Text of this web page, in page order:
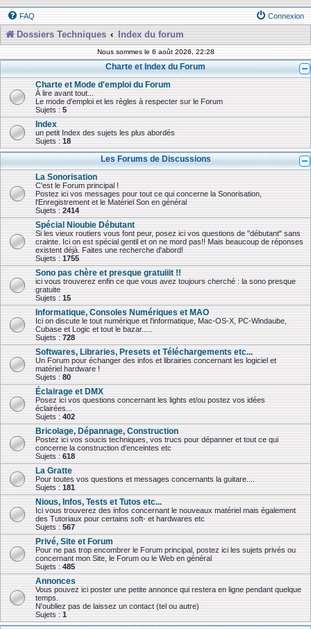
FAQ Connexion
Dossiers Techniques Index du forum
Nous sommes le 6 août 2026, 22:28
Charte et Index du Forum
Charte et Mode d'emploi du Forum
À lire avant tout...
Le mode d'emploi et les règles à respecter sur le Forum
Sujets : 5
Index
un petit Index des sujets les plus abordés
Sujets : 18
Les Forums de Discussions
La Sonorisation
C'est le Forum principal !
Postez ici vos messages pour tout ce qui concerne la Sonorisation,
l'Enregistrement et le Matériel Son en général
Sujets : 2414
Spécial Nioubie Débutant
Si les vieux routiers vous font peur, posez ici vos questions de "débutant" sans
crainte. Ici on est spécial gentil et on ne mord pas!! Mais beaucoup de réponses
existent déjà. Faites une recherche d'abord!
Sujets : 1755
Sono pas chère et presque gratuiiit !!
ici vous trouverez enfin ce que vous avez toujours cherché : la sono presque
gratuite
Sujets : 15
Informatique, Consoles Numériques et MAO
Ici on discute le tout numérique et l'informatique, Mac-OS-X, PC-Windaube,
Cubase et Logic et tout le bazar.....
Sujets : 728
Softwares, Libraries, Presets et Téléchargements etc...
Un Forum pour échanger des infos et librairies concernant les logiciel et
matériel hardware !
Sujets : 80
Éclairage et DMX
Posez ici vos questions concernant les lights et/ou postez vos idées
éclairées...
Sujets : 402
Bricolage, Dépannage, Construction
Postez ici vos soucis techniques, vos trucs pour dépanner et tout ce qui
concerne la construction d'enceintes etc
Sujets : 618
La Gratte
Pour toutes vos questions et messages concernants la guitare....
Sujets : 181
Nious, Infos, Tests et Tutos etc...
Ici vous trouverez des infos concernant le nouveaux matériel mais également
des Tutoriaux pour certains soft- et hardwares etc
Sujets : 567
Privé, Site et Forum
Pour ne pas trop encombrer le Forum principal, postez ici les sujets privés ou
concernant mon Site, le Forum ou le Web en général
Sujets : 485
Annonces
Vous pouvez ici poster une petite annonce qui restera en ligne pendant quelque
temps.
N'oubliez pas de laissez un contact (tel ou autre)
Sujets : 1